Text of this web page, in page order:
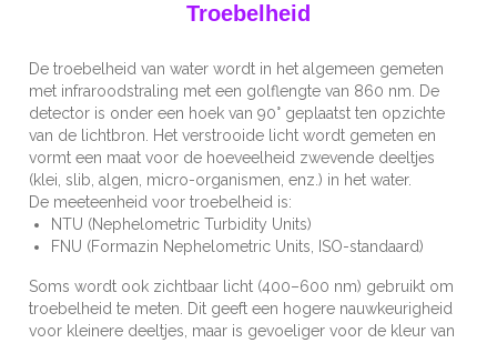
Troebelheid
De troebelheid van water wordt in het algemeen gemeten
met infraroodstraling met een golflengte van 860 nm. De
detector is onder een hoek van 90° geplaatst ten opzichte
van de lichtbron. Het verstrooide licht wordt gemeten en
vormt een maat voor de hoeveelheid zwevende deeltjes
(klei, slib, algen, micro-organismen, enz.) in het water.
De meeteenheid voor troebelheid is:
NTU (Nephelometric Turbidity Units)
FNU (Formazin Nephelometric Units, ISO-standaard)
Soms wordt ook zichtbaar licht (400–600 nm) gebruikt om
troebelheid te meten. Dit geeft een hogere nauwkeurigheid
voor kleinere deeltjes, maar is gevoeliger voor de kleur van